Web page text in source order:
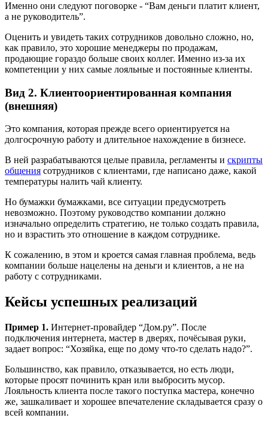
Именно они следуют поговорке - “Вам деньги платит клиент,
а не руководитель”.
Оценить и увидеть таких сотрудников довольно сложно, но,
как правило, это хорошие менеджеры по продажам,
продающие гораздо больше своих коллег. Именно из-за их
компетенции у них самые лояльные и постоянные клиенты.
Вид 2. Клиентоориентированная компания
(внешняя)
Это компания, которая прежде всего ориентируется на
долгосрочную работу и длительное нахождение в бизнесе.
В ней разрабатываются целые правила, регламенты и скрипты
общения сотрудников с клиентами, где написано даже, какой
температуры налить чай клиенту.
Но бумажки бумажками, все ситуации предусмотреть
невозможно. Поэтому руководство компании должно
изначально определить стратегию, не только создать правила,
но и взрастить это отношение в каждом сотруднике.
К сожалению, в этом и кроется самая главная проблема, ведь
компании больше нацелены на деньги и клиентов, а не на
работу с сотрудниками.
Кейсы успешных реализаций
Пример 1. Интернет-провайдер “Дом.ру”. После
подключения интернета, мастер в дверях, почёсывая руки,
задает вопрос: “Хозяйка, еще по дому что-то сделать надо?”.
Большинство, как правило, отказывается, но есть люди,
которые просят починить кран или выбросить мусор.
Лояльность клиента после такого поступка мастера, конечно
же, зашкаливает и хорошее впечателение складывается сразу о
всей компании.